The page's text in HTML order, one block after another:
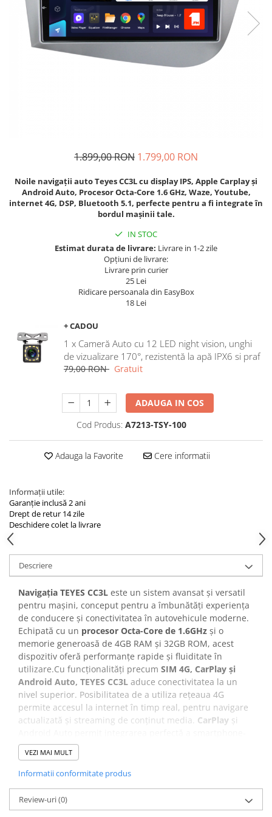
Navigatii Fiat
Navigatii Nissan
Navigatii Citroen
Navigatii Mazda
Navigatii Smart
Navigatii Chevrolet
Navigatii Land Rover
Navigatii Iveco
1.899,00 RON 1.799,00 RON
Noile navigații auto Teyes CC3L cu display IPS, Apple Carplay și
Android Auto, Procesor Octa-Core 1.6 GHz, Waze, Youtube,
internet 4G, DSP, Bluetooth 5.1, perfecte pentru a fi integrate în
bordul mașinii tale.
IN STOC
Estimat durata de livrare: Livrare in 1-2 zile
Opțiuni de livrare:
Livrare prin curier
25 Lei
Ridicare persoanala din EasyBox
18 Lei
+ CADOU
1 x Cameră Auto cu 12 LED night vision, unghi
de vizualizare 170°, rezistentă la apă IPX6 si praf
79,00 RON Gratuit
ADAUGA IN COS
Cod Produs: A7213-TSY-100
Adauga la Favorite Cere informatii
Informații utile:
Garanție inclusă 2 ani
Drept de retur 14 zile
Deschidere colet la livrare
Descriere
Navigația TEYES CC3L este un sistem avansat și versatil
pentru mașini, conceput pentru a îmbunătăți experiența
de conducere și conectivitatea în autovehicule moderne.
Echipată cu un procesor Octa-Core de 1.6GHz și o
memorie generoasă de 4GB RAM și 32GB ROM, acest
dispozitiv oferă performanțe rapide și fluiditate în
utilizare.Cu funcționalități precum SIM 4G, CarPlay și
Android Auto, TEYES CC3L aduce conectivitatea la un
nivel superior. Posibilitatea de a utiliza rețeaua 4G
permite accesul la internet în timp real, pentru navigare
actualizată și streaming de conținut media. CarPlay și
ului în sistemul de navigație al mașinii, oferind acces la
aplicații, muzică, mesaje și apeluri cu o interfață
familiară și ușor de utilizat. În plus,
optimizează calitatea sunetului în interiorul mașinii.
Acest lucru înseamnă că veți experimenta un sunet mai
VEZI MAI MULT
Informatii conformitate produs
Review-uri(0)